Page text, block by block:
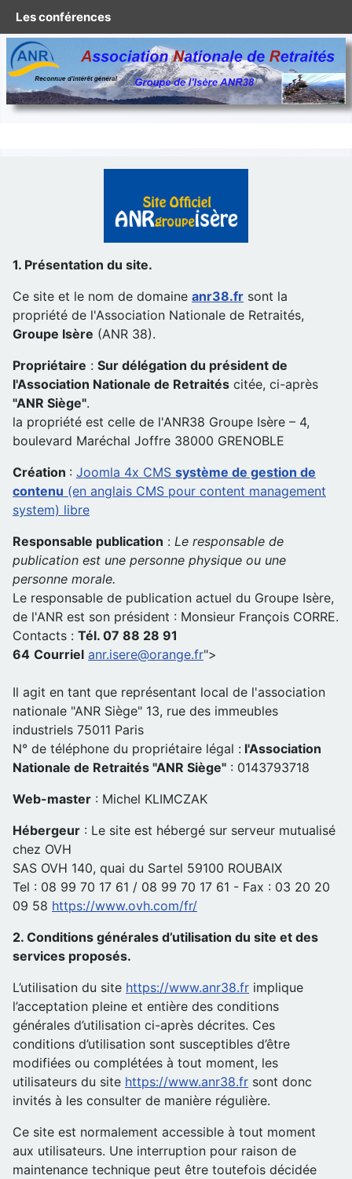
1. Présentation du site.
Ce site et le nom de domaine anr38.fr sont la
propriété de l'Association Nationale de Retraités,
Groupe Isère (ANR 38).
Propriétaire : Sur délégation du président de
l'Association Nationale de Retraités citée, ci-après
"ANR Siège".
la propriété est celle de l'ANR38 Groupe Isère – 4,
boulevard Maréchal Joffre 38000 GRENOBLE
Création : Joomla 4x CMS système de gestion de
contenu (en anglais CMS pour content management
system) libre
Responsable publication : Le responsable de
publication est une personne physique ou une
personne morale.
Le responsable de publication actuel du Groupe Isère,
de l'ANR est son président : Monsieur François CORRE.
Contacts : Tél. 07 88 28 91
64 Courriel anr.isere@orange.fr">
Il agit en tant que représentant local de l'association
nationale "ANR Siège" 13, rue des immeubles
industriels 75011 Paris
N° de téléphone du propriétaire légal : l'Association
Nationale de Retraités "ANR Siège" : 0143793718
Web-master : Michel KLIMCZAK
Hébergeur : Le site est hébergé sur serveur mutualisé
chez OVH
SAS OVH 140, quai du Sartel 59100 ROUBAIX
Tel : 08 99 70 17 61 / 08 99 70 17 61 - Fax : 03 20 20
09 58 https://www.ovh.com/fr/
2. Conditions générales d’utilisation du site et des
services proposés.
L’utilisation du site https://www.anr38.fr implique
l’acceptation pleine et entière des conditions
générales d’utilisation ci-après décrites. Ces
conditions d’utilisation sont susceptibles d’être
modifiées ou complétées à tout moment, les
utilisateurs du site https://www.anr38.fr sont donc
invités à les consulter de manière régulière.
Ce site est normalement accessible à tout moment
aux utilisateurs. Une interruption pour raison de
maintenance technique peut être toutefois décidée
Les conférences